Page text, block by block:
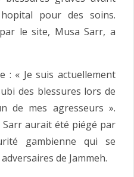
pour des soins.
le site, Musa Sarr, a
: « Je suis actuellement
des blessures lors de
de mes agresseurs ».
Sarr aurait été piégé par
gambienne qui se
de Jammeh.